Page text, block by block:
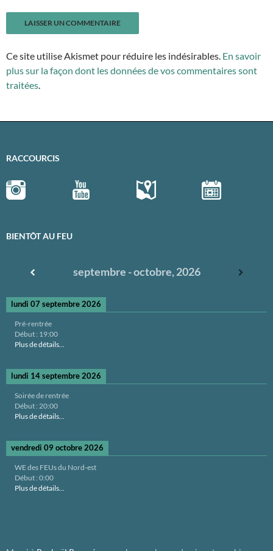
Ce site utilise Akismet pour réduire les indésirables. En savoir
plus sur la façon dont les données de vos commentaires sont
traitées.
RACCOURCIS
BIENTÔT AU FEU
septembre - octobre, 2026
lundi 07 septembre 2026
Pré-rentrée
Début : 19:00
Plus de détails...
lundi 14 septembre 2026
Soirée de rentrée
Début : 20:00
Plus de détails...
vendredi 09 octobre 2026
WE des FEUs du Nord-est
Début : 0:00
Plus de détails...